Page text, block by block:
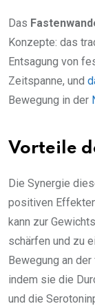
Das
Konzepte: das
Entsagung von
Zeitspanne, und
Bewegung in der
Vorteile
Die Synergie
positiven
kann zur
schärfen und zu
Bewegung an
indem sie die
und die